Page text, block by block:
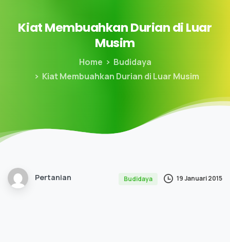
KiatMembuahkanDuriandiLuar
Musim
Home
Budidaya
Kiat Membuahkan Durian di Luar Musim
Pertanian Budidaya 19 Januari 2015